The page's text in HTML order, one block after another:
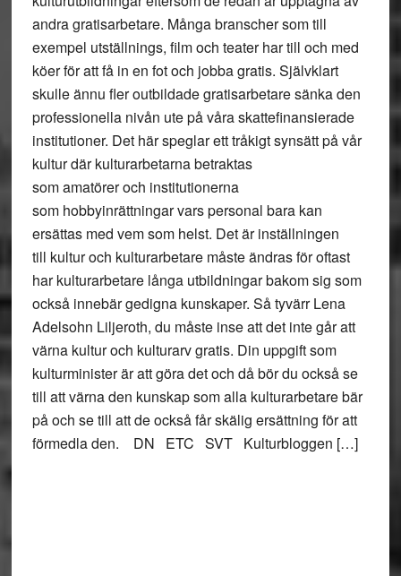
andra gratisarbetare. Många branscher som till
exempel utställnings, film och teater har till och med
köer för att få in en fot och jobba gratis. Självklart
skulle ännu fler outbildade gratisarbetare sänka den
professionella nivån ute på våra skattefinansierade
institutioner. Det här speglar ett tråkigt synsätt på vår
kultur där kulturarbetarna betraktas
som amatörer och institutionerna
som hobbyinrättningar vars personal bara kan
ersättas med vem som helst. Det är inställningen
till kultur och kulturarbetare måste ändras för oftast
har kulturarbetare långa utbildningar bakom sig som
också innebär gedigna kunskaper. Så tyvärr Lena
Adelsohn Liljeroth, du måste inse att det inte går att
värna kultur och kulturarv gratis. Din uppgift som
kulturminister är att göra det och då bör du också se
till att värna den kunskap som alla kulturarbetare bär
på och se till att de också får skälig ersättning för att
förmedla den. DN ETC SVT Kulturbloggen […]